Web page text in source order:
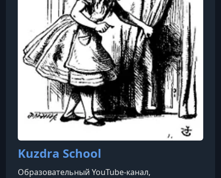
Kuzdra School
Образовательный YouTube-канал,